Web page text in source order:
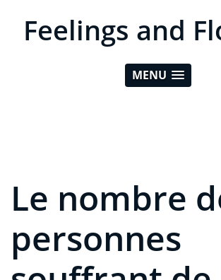
Feelings and
MENU
Le nombre
personnes